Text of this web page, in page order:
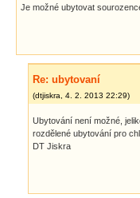
Je možné ubytovat
Re: ubytovaní
(dtjiskra 4. 2. 2013 22:29)
Ubytování není možné,
rozdělené ubytování pro
DT Jiskra